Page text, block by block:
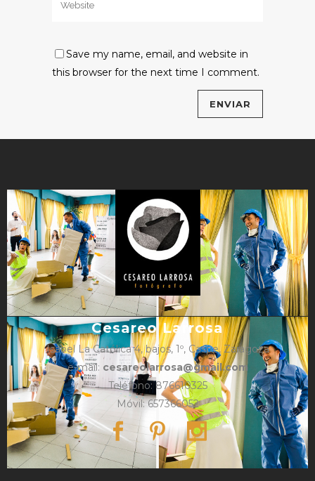
Save my name, email, and website in
this browser for the next time I comment.
Cesareo Larrosa
Isabel La Católica 4, bajos, 1º, Caspe, Zaragoza
e-mail: cesareolarrosa@gmail.com
Teléfono: 876610325
Móvil: 657366052